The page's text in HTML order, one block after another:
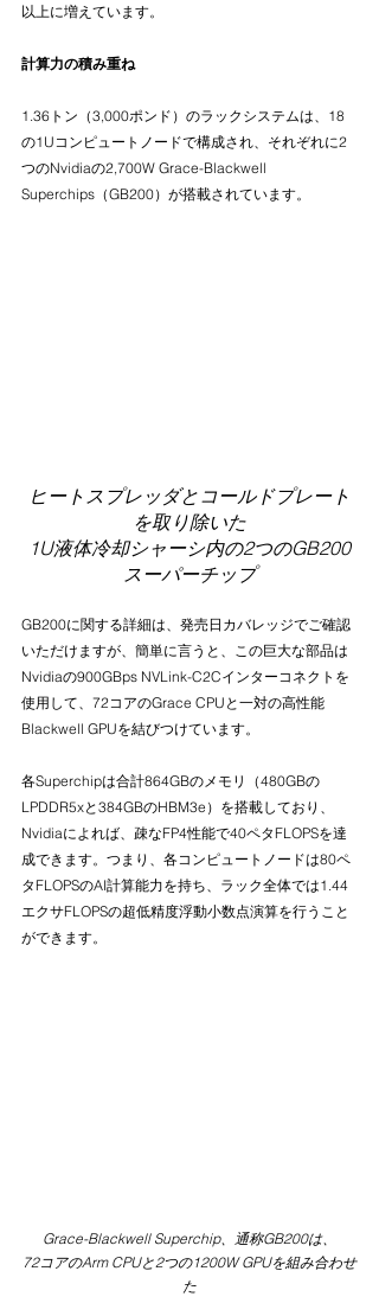
以上に増えています。
計算力の積み重ね
1.36トン（3,000ポンド）のラックシステムは、18
の1Uコンピュートノードで構成され、それぞれに2
つのNvidiaの2,700W Grace-Blackwell
Superchips（GB200）が搭載されています。
ヒートスプレッダとコールドプレート
を取り除いた
1U液体冷却シャーシ内の2つのGB200
スーパーチップ
GB200に関する詳細は、発売日カバレッジでご確認
いただけますが、簡単に言うと、この巨大な部品は
Nvidiaの900GBps NVLink-C2Cインターコネクトを
使用して、72コアのGrace CPUと一対の高性能
Blackwell GPUを結びつけています。
各Superchipは合計864GBのメモリ（480GBの
LPDDR5xと384GBのHBM3e）を搭載しており、
Nvidiaによれば、疎なFP4性能で40ペタFLOPSを達
成できます。つまり、各コンピュートノードは80ペ
タFLOPSのAI計算能力を持ち、ラック全体では1.44
エクサFLOPSの超低精度浮動小数点演算を行うこと
ができます。
Grace-Blackwell Superchip、通称GB200は、
72コアのArm CPUと2つの1200W GPUを組み合わせ
た